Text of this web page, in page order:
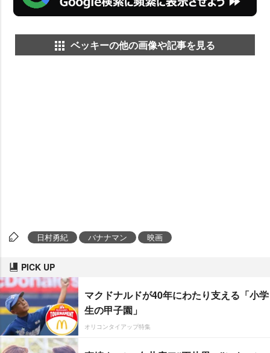
ベッキーの他の画像や記事を見る
日村勇紀 バナナマン 映画
PICK UP
マクドナルドが40年にわたり支える「小学
生の甲子園」
オリコンタイアップ特集